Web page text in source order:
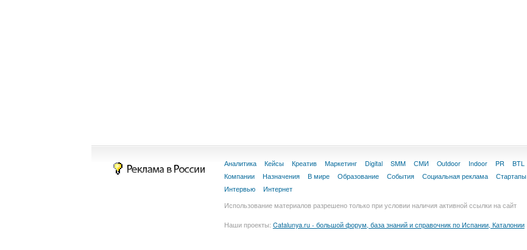
Аналитика Кейсы Креатив Маркетинг Digital SMM СМИ Outdoor Indoor PR BTL
Компании
Назначения В мире Образование События Социальная реклама Стартапы
Интервью
Интернет
Использование материалов разрешено только при условии наличия активной ссылки на сайт
Наши проекты: Catalunya.ru - большой форум, база знаний и справочник по Испании, Каталонии